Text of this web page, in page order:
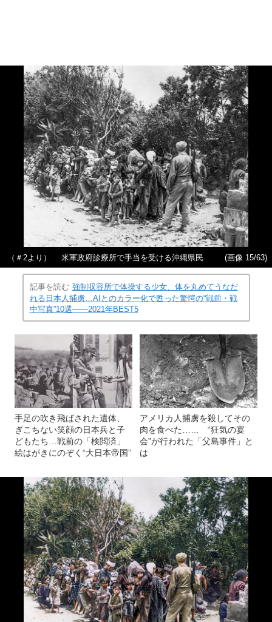
（＃2より） 米軍政府診療所で手当を受ける沖縄県民 (画像 15/63)
記事を読む 強制収容所で体操する少女、体を丸めてうなだ
れる日本人捕虜…AIとのカラー化で甦った驚愕の“戦前・戦
中写真”10選――2021年BEST5
手足の吹き飛ばされた遺体、
ぎこちない笑顔の日本兵と子
どもたち…戦前の「検閲済」
絵はがきにのぞく“大日本帝国”
アメリカ人捕虜を殺してその
肉を食べた…… “狂気の宴
会”が行われた「父島事件」と
は